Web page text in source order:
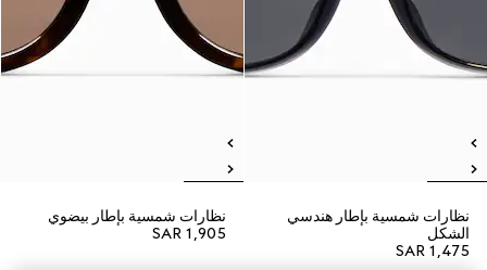
نظارات شمسية بإطار هندسي
الشكل
SAR 1,475
نظارات شمسية بإطار بيضوي
SAR 1,905